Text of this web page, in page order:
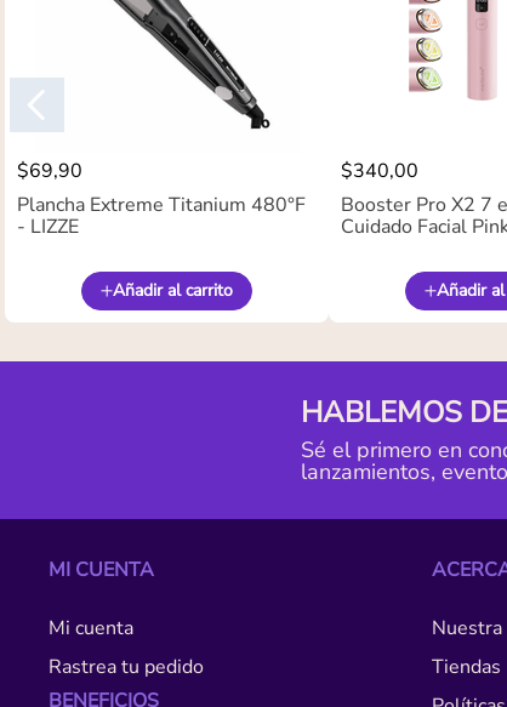
$69,90
Plancha Extreme Titanium 480°F
- LIZZE
Añadir al carrito
$340,00
Booster Pro X2 7
Cuidado Facial
Añadir
HABLEMOS
Sé el primero en
lanzamientos,
MI CUENTA
Mi cuenta
Rastrea tu pedido
BENEFICIOS
Tiendas